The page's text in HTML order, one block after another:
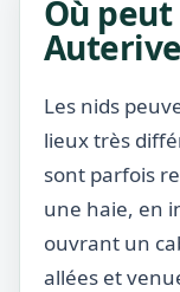
Où
Les nids
lieux très
sont parfois
une haie, en
ouvrant un
allées et